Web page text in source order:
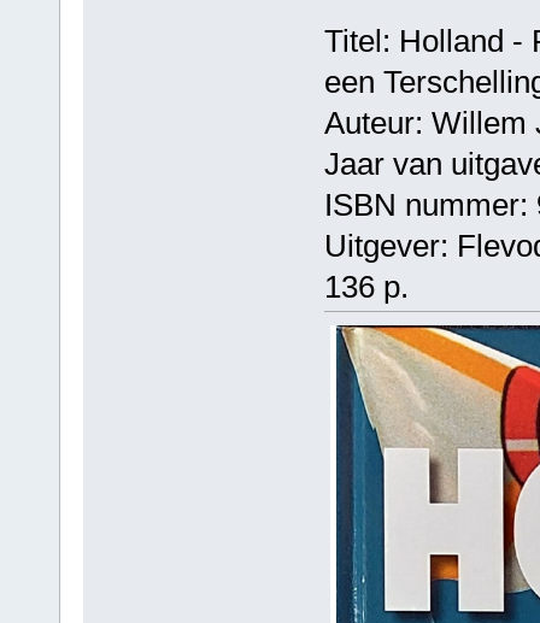
Titel: Holland -
een
Auteur: Willem
Jaar van
ISBN nummer:
Uitgever:
136 p.